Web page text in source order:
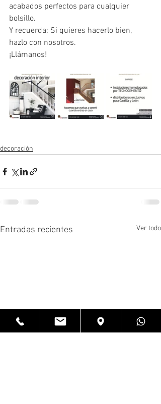
acabados perfectos para cualquier
bolsillo.
Y recuerda: Si quieres hacerlo bien,
hazlo con nosotros.
¡Llámanos!
decoración
Entradas recientes Ver todo